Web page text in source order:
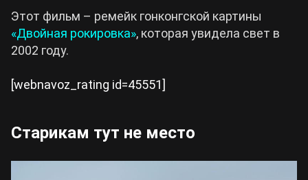
Этот фильм – ремейк гонконгской картины
«Двойная рокировка», которая увидела свет в
2002 году.
[webnavoz_rating id=45551]
Старикам тут не место